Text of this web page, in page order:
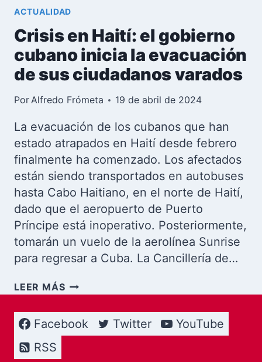
ACTUALIDAD
Crisis en Haití: el gobierno
cubano inicia la evacuación
de sus ciudadanos varados
PorAlfredo Frómeta 19 de abril de 2024
La evacuación de los cubanos que han
estado atrapados en Haití desde febrero
finalmente ha comenzado. Los afectados
están siendo transportados en autobuses
hasta Cabo Haitiano, en el norte de Haití,
dado que el aeropuerto de Puerto
Príncipe está inoperativo. Posteriormente,
tomarán un vuelo de la aerolínea Sunrise
para regresar a Cuba. La Cancillería de…
LEER MÁSCRISIS
EN
HAITÍ:
EL
GOBIERNO
Facebook Twitter
YouTube
RSS